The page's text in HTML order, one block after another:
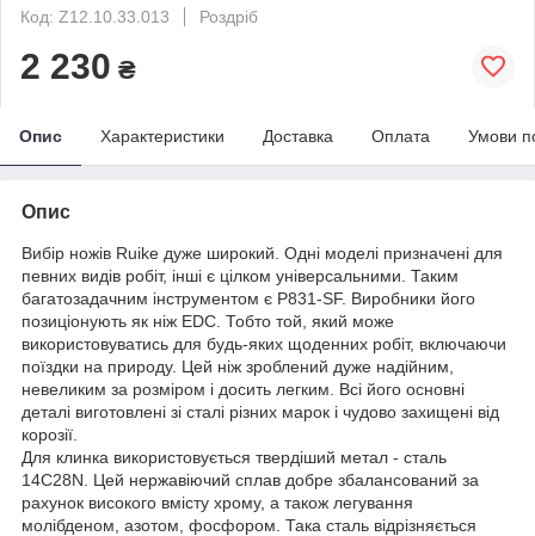
Код: Z12.10.33.013
Роздріб
2 230 ₴
Опис Характеристики Доставка Оплата Умови
Опис
Вибір ножів Ruike дуже широкий. Одні моделі призначені для
певних видів робіт, інші є цілком універсальними. Таким
багатозадачним інструментом є P831-SF. Виробники його
позиціонують як ніж EDC. Тобто той, який може
використовуватись для будь-яких щоденних робіт, включаючи
поїздки на природу. Цей ніж зроблений дуже надійним,
невеликим за розміром і досить легким. Всі його основні
деталі виготовлені зі сталі різних марок і чудово захищені від
корозії.
Для клинка використовується твердіший метал - сталь
14C28N. Цей нержавіючий сплав добре збалансований за
рахунок високого вмісту хрому, а також легування
молібденом, азотом, фосфором. Така сталь відрізняється